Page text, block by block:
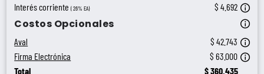
Interés corriente( 26% EA) $ 4.692 El
Costos Opcionales
El
Aval
$ 42.743
Firma Electrónica
$ 63.000
Total
$360.435